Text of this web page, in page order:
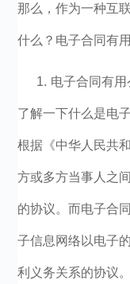
那么，作为一种互
什么？电子合同有
1. 电子合同有
了解一下什么是电
根据《中华人民共
方或多方当事人之
的协议。而电子合
子信息网络以电子
利义务关系的协议